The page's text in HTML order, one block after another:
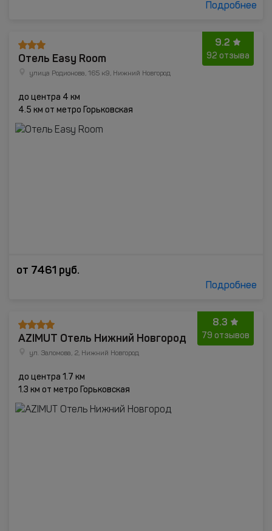
Подробнее
9.2
92 отзыва
Отель Easy Room
улица Родионова, 165 к9, Нижний Новгород
до центра 4 км
4.5 км от метро Горьковская
от 7461 руб.
Подробнее
8.3
79 отзывов
AZIMUT Отель Нижний Новгород
ул. Заломова, 2, Нижний Новгород
до центра 1.7 км
1.3 км от метро Горьковская